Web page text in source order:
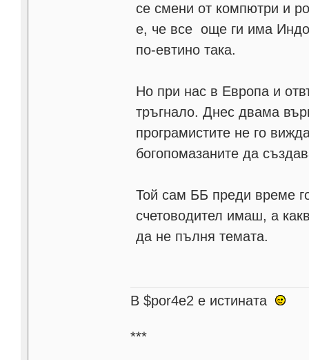
се смени от компютри и
е, че все още ги има
по-евтино така.
Но при нас в Европа и
тръгнало. Днес двама
програмистите не го
богопомазаните да
Той сам ББ преди време
счетоводител имаш, а
да не пълня темата.
В $por4e2 e истината
***